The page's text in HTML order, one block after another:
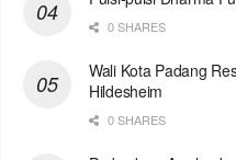
0 SHARES
Wali Kota Padang
Hildesheim
0 SHARES